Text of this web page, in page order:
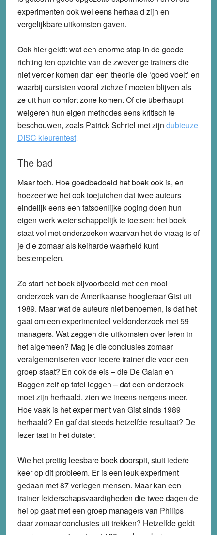
experimenten ook wel eens herhaald zijn en
vergelijkbare uitkomsten gaven.
Ook hier geldt: wat een enorme stap in de goede
richting ten opzichte van de zweverige trainers die
niet verder komen dan een theorie die ‘goed voelt’ en
waarbij cursisten vooral zichzelf moeten blijven als
ze uit hun comfort zone komen. Of die überhaupt
weigeren hun eigen methodes eens kritisch te
beschouwen, zoals Patrick Schriel met zijn dubieuze
DISC kleurentest.
The bad
Maar toch. Hoe goedbedoeld het boek ook is, en
hoezeer we het ook toejuichen dat twee auteurs
eindelijk eens een fatsoenlijke poging doen hun
eigen werk wetenschappelijk te toetsen: het boek
staat vol met onderzoeken waarvan het de vraag is of
je die zomaar als keiharde waarheid kunt
bestempelen.
Zo start het boek bijvoorbeeld met een mooi
onderzoek van de Amerikaanse hoogleraar Gist uit
1989. Maar wat de auteurs niet benoemen, is dat het
gaat om een experimenteel veldonderzoek met 59
managers. Wat zeggen die uitkomsten over leren in
het algemeen? Mag je die conclusies zomaar
veralgemeniseren voor iedere trainer die voor een
groep staat? En ook de eis – die De Galan en
Baggen zelf op tafel leggen – dat een onderzoek
moet zijn herhaald, zien we ineens nergens meer.
Hoe vaak is het experiment van Gist sinds 1989
herhaald? En gaf dat steeds hetzelfde resultaat? De
lezer tast in het duister.
Wie het prettig leesbare boek doorspit, stuit iedere
keer op dit probleem. Er is een leuk experiment
gedaan met 87 verlegen mensen. Maar kan een
trainer leiderschapsvaardigheden die twee dagen de
hei op gaat met een groep managers van Philips
daar zomaar conclusies uit trekken? Hetzelfde geldt